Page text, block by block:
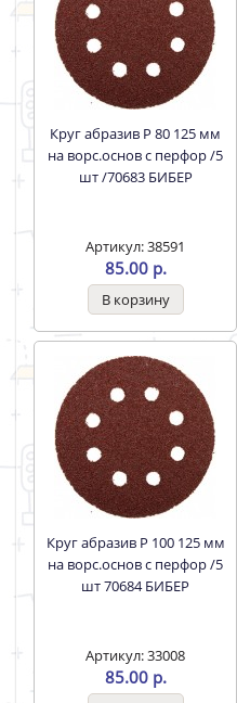
Круг абразив Р 80 125 мм
на ворс.основ с перфор /5
шт /70683 БИБЕР
Артикул: 38591
85.00 р.
Круг абразив Р 100 125 мм
на ворс.основ с перфор /5
шт 70684 БИБЕР
Артикул: 33008
85.00 р.